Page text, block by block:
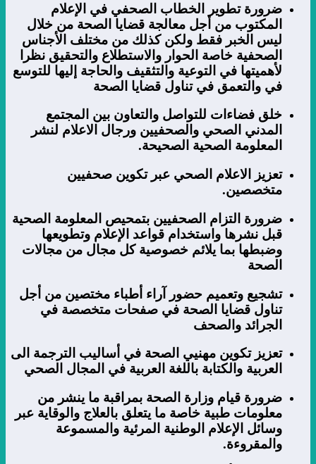
ضرورة تطوير الخطاب الصحفي في الإعلام
المكتوب من أجل معالجة قضايا الصحة من خلال
ليس الخبر فقط ولكن كذلك من مختلف الأجناس
الصحفية خاصة الحوار والاستطلاع والتحقيق نظرا
لأهميتها في التوعية والتثقيف والحاجة إليها للتوسع
في والتعمق في تناول قضايا الصحة
خلق فضاءات للتواصل والتعاون بين المجتمع
المدني الصحي والصحفيين ورجال الاعلام لنشر
المعلومة الصحية الصحيحة.
تعزيز الاعلام الصحي عبر تكوين صحفيين
متخصصين.
ضرورة التزام الصحفيين بتمحيص المعلومة الصحية
قبل نشرها واستخدام قواعد الإعلام وتطويعها
وضبطها بما يلائم خصوصية كل مجال من مجالات
الصحة
تشجيع وتعميم حضور آراء أطباء مختصين من أجل
تناول قضايا الصحة في صفحات متخصصة في
الجرائد والصحف
تعزيز تكوين مهنيي الصحة في أساليب الترجمة الى
العربية والكتابة باللغة العربية في المجال الصحي
ضرورة قيام وزارة الصحة بمراقبة ما ينشر من
معلومات طبية خاصة ما يتعلق بالعلاج والوقاية عبر
وسائل الإعلام الوطنية المرئية والمسموعة
والمقروءة.